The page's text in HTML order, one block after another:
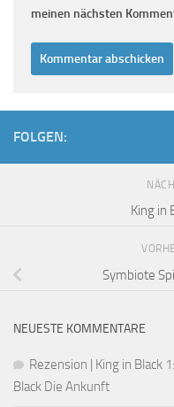
meinen nächsten
FOLGEN:
King in
Symbiote
NEUESTE KOMMENTARE
Rezension | King in Black
Black Die Ankunft